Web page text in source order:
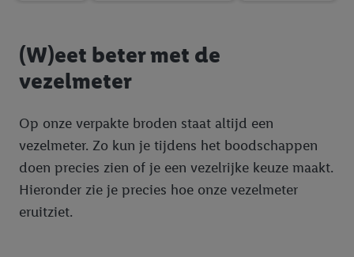
(W)eet beter met de
vezelmeter
Op onze verpakte broden staat altijd een
vezelmeter. Zo kun je tijdens het boodschappen
doen precies zien of je een vezelrijke keuze maakt.
Hieronder zie je precies hoe onze vezelmeter
eruitziet.